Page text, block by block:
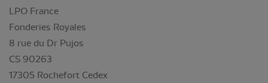
LPO France
Fonderies Royales
8 rue du Dr Pujos
CS 90263
17305 Rochefort Cedex